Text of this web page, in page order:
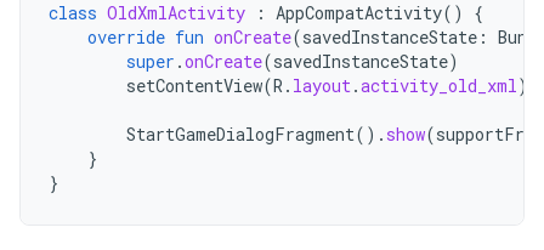
class OldXmlActivity : AppCompatActivity()
{
override fun onCreate(savedInstanceState :
super .onCreate(savedInstanceState)
setContentView(R . layout.activity_old_xml)
StartGameDialogFragment(). show(
}
}